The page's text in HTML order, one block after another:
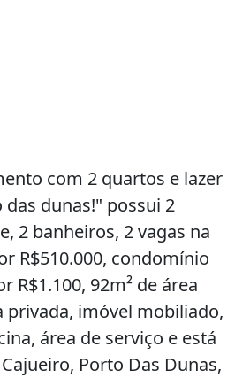
com 2 quartos e lazer
dunas!" possui 2
2 banheiros, 2 vagas na
R$510.000, condomínio
R$1.100, 92m² de área
privada, imóvel mobiliado,
área de serviço e está
Porto Das Dunas,